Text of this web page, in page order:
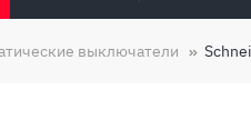
выключатели